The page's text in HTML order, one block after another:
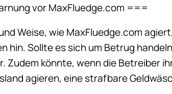
vor MaxFluedge.com ===
Weise, wie MaxFluedge.com
hin. Sollte es sich um Betrug
Zudem könnte, wenn die Betreiber
agieren, eine strafbare